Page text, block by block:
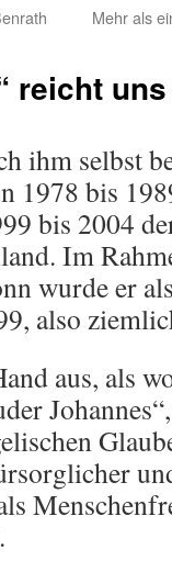
Mehr als
reicht
ihm selbst
1978 bis
bis 2004
Im
wurde er
also
aus, als